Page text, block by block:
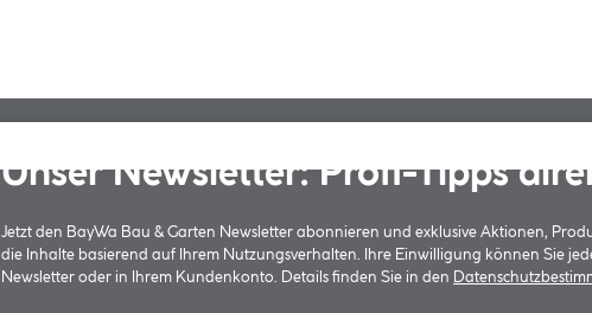
Unser Newsletter: Profi-Tipps
Jetzt den BayWa Bau & Garten Newsletter abonnieren und exklusive Aktionen,
die Inhalte basierend auf Ihrem Nutzungsverhalten. Ihre Einwilligung können Sie
Newsletter oder in Ihrem Kundenkonto. Details finden Sie in den